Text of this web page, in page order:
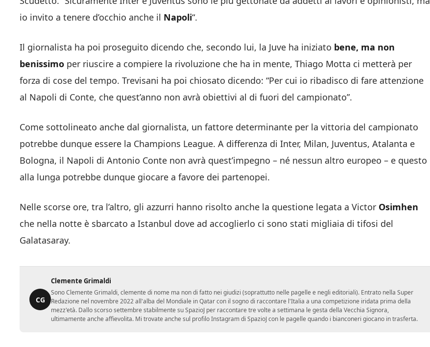
io invito a tenere d’occhio anche il Napoli“.
Il giornalista ha poi proseguito dicendo che, secondo lui, la Juve ha iniziato bene, ma non
benissimo per riuscire a compiere la rivoluzione che ha in mente, Thiago Motta ci metterà per
forza di cose del tempo. Trevisani ha poi chiosato dicendo: “Per cui io ribadisco di fare attenzione
al Napoli di Conte, che quest’anno non avrà obiettivi al di fuori del campionato”.
Come sottolineato anche dal giornalista, un fattore determinante per la vittoria del campionato
potrebbe dunque essere la Champions League. A differenza di Inter, Milan, Juventus, Atalanta e
Bologna, il Napoli di Antonio Conte non avrà quest’impegno – né nessun altro europeo – e questo
alla lunga potrebbe dunque giocare a favore dei partenopei.
Nelle scorse ore, tra l’altro, gli azzurri hanno risolto anche la questione legata a Victor Osimhen
che nella notte è sbarcato a Istanbul dove ad accoglierlo ci sono stati migliaia di tifosi del
Galatasaray.
CG
Clemente Grimaldi
Sono Clemente Grimaldi, clemente di nome ma non di fatto nei giudizi (soprattutto nelle pagelle e negli editoriali). Entrato nella Super
Redazione nel novembre 2022 all'alba del Mondiale in Qatar con il sogno di raccontare l'Italia a una competizione iridata prima della
mezz'età. Dallo scorso settembre stabilmente su SpazioJ per raccontare tre volte a settimana le gesta della Vecchia Signora,
ultimamente anche affievolita. Mi trovate anche sul profilo Instagram di SpazioJ con le pagelle quando i bianconeri giocano in trasferta.